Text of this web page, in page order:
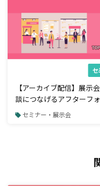
セ
【アーカイブ配信】展示
談につなげるアフターフ
セミナー・展示会